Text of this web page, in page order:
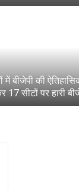
में बीजेपी की
सीटों पर हारी